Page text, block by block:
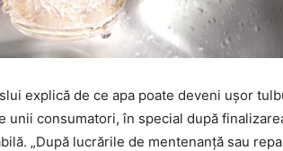
explică de ce apa poate deveni ușor
unii consumatori, în special după
„După lucrările de mentenanță sau